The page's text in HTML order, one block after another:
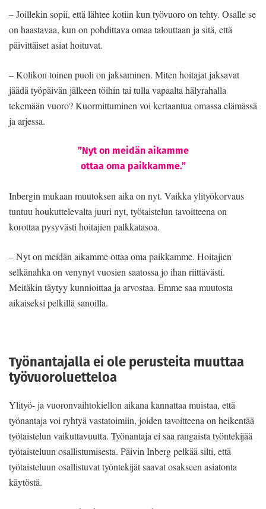
– Joillekin sopii, että lähtee kotiin kun työvuoro on tehty. Osalle se
on haastavaa, kun on pohdittava omaa talouttaan ja sitä, että
päivittäiset asiat hoituvat.
– Kolikon toinen puoli on jaksaminen. Miten hoitajat jaksavat
jäädä työpäivän jälkeen töihin tai tulla vapaalta hälyrahalla
tekemään vuoro? Kuormittuminen voi kertaantua omassa elämässä
ja arjessa.
”Nyt on meidän aikamme
ottaa oma paikkamme.”
Inbergin mukaan muutoksen aika on nyt. Vaikka ylityökorvaus
tuntuu houkuttelevalta juuri nyt, työtaistelun tavoitteena on
korottaa pysyvästi hoitajien palkkatasoa.
– Nyt on meidän aikamme ottaa oma paikkamme. Hoitajien
selkänahka on venynyt vuosien saatossa jo ihan riittävästi.
Meitäkin täytyy kunnioittaa ja arvostaa. Emme saa muutosta
aikaiseksi pelkillä sanoilla.
Työnantajalla ei ole perusteita muuttaa
työvuoroluetteloa
Ylityö- ja vuoronvaihtokiellon aikana kannattaa muistaa, että
työnantaja voi ryhtyä vastatoimiin, joiden tavoitteena on heikentää
työtaistelun vaikuttavuutta. Työnantaja ei saa rangaista työntekijää
työtaisteluun osallistumisesta. Päivin Inberg pelkää silti, että
työtaisteluun osallistuvat työntekijät saavat osakseen asiatonta
käytöstä.